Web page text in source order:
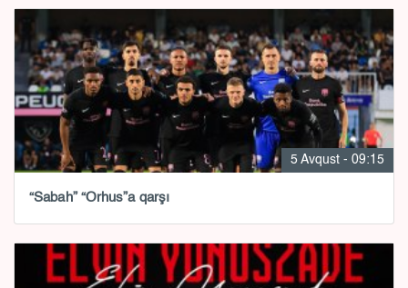
5 Avqust - 09:15
“Sabah” “Orhus”a qarşı